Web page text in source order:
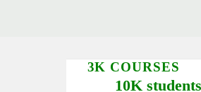
3K COURSES
10K students